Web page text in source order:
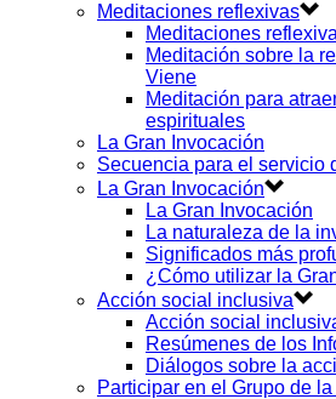
Meditaciones reflexivas
Meditaciones
Meditación sobre la
Viene
Meditación para
espirituales
La Gran Invocación
Secuencia para el servicio
La Gran Invocación
La Gran Invocación
La naturaleza de la
Significados más
¿Cómo utilizar la
Acción social inclusiva
Acción social
Resúmenes de los
Diálogos sobre la
Participar en el Grupo de